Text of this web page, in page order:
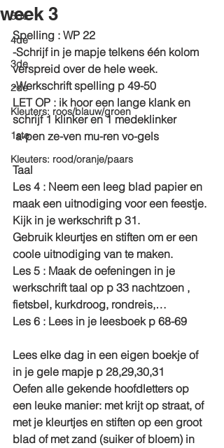
5de
4de
3de
2de
Kleuters: roos/blauw/groen
1ste
Kleuters: rood/oranje/paars
week 3
Spelling : WP 22
-Schrijf in je mapje telkens één kolom
verspreid over de hele week.
-Werkschrift spelling p 49-50
LET OP : ik hoor een lange klank en
schrijf 1 klinker en 1 medeklinker
a-pen ze-ven mu-ren vo-gels
Taal
Les 4 : Neem een leeg blad papier en
maak een uitnodiging voor een feestje.
Kijk in je werkschrift p 31.
Gebruik kleurtjes en stiften om er een
coole uitnodiging van te maken.
Les 5 : Maak de oefeningen in je
werkschrift taal op p 33 nachtzoen ,
fietsbel, kurkdroog, rondreis,…
Les 6 : Lees in je leesboek p 68-69
Lees elke dag in een eigen boekje of
in je gele mapje p 28,29,30,31
Oefen alle gekende hoofdletters op
een leuke manier: met krijt op straat, of
met je kleurtjes en stiften op een groot
blad of met zand (suiker of bloem) in